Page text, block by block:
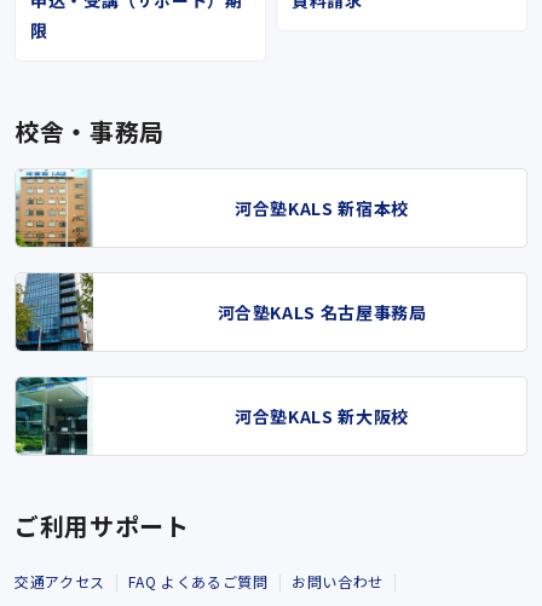
限
校舎・事務局
河合塾KALS 新宿本校
河合塾KALS 名古屋事務局
河合塾KALS 新大阪校
ご利用サポート
交通アクセス FAQ よくあるご質問
お問い合わせ